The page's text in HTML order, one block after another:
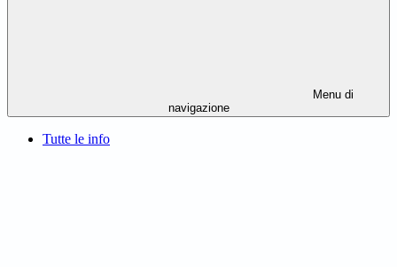
Menu di
navigazione
Tutte le info